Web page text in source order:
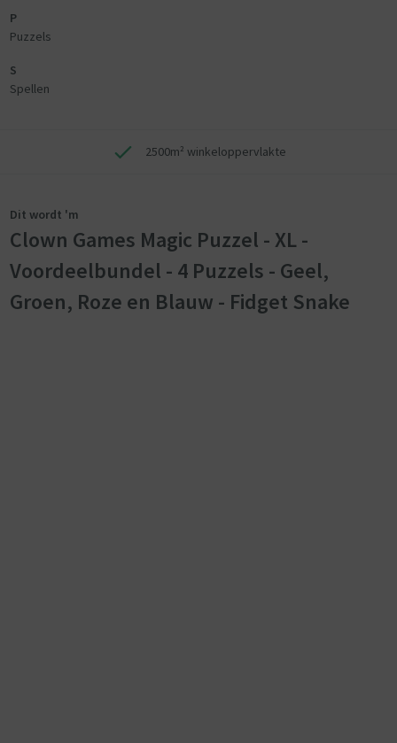
P
Puzzels
S
Spellen
2500m² winkeloppervlakte
Dit wordt 'm
Clown Games Magic Puzzel - XL -
Voordeelbundel - 4 Puzzels - Geel,
Groen, Roze en Blauw - Fidget Snake